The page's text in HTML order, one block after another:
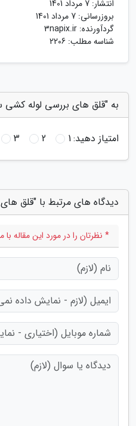
انتشار: 7 مرداد 1401
بروزرسانی: 7 مرداد 1401
گردآورنده: 3napix.ir
شناسه مطلب: 2206
به "قلق های بررسی لوله کشی
امتیاز دهید:1
2
3
دیدگاه های مرتبط با "قلق
* نظرتان را در مورد این مقاله با